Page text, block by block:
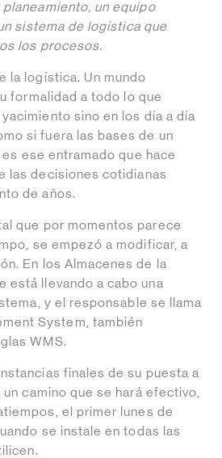
un equipo
sistema de logística que
los procesos.
la logística. Un mundo
formalidad a todo lo que
sino en los día a día
si fuera las bases de un
ese entramado que hace
las decisiones cotidianas
de años.
que por momentos parece
se empezó a modificar, a
En los Almacenes de la
está llevando a cabo una
y el responsable se llama
System, también
WMS.
finales de su puesta a
camino que se hará efectivo,
el primer lunes de
se instale en todas las